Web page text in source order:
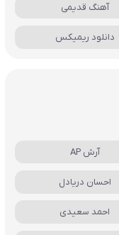
آهنگ قدیمی
دانلود ریمیکس
آرش AP
احسان دریادل
احمد سعیدی